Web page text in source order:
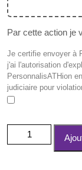
Par cette action je
Je certifie envoyer à
j'ai l'autorisation
PersonnalisATHion
judiciaire pour
quantité
de